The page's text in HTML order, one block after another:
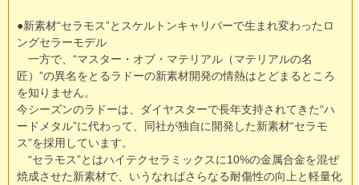
●新素材“セラモス”とスケルトンキャリバーで生まれ変わったロ
ングセラーモデル
一方で、“マスター・オブ・マテリアル（マテリアルの名
匠）”の異名をとるラドーの新素材開発の情熱はとどまるところ
を知りません。
今シーズンのラドーは、ダイヤスターで長年支持されてきた“ハ
ードメタル”に代わって、同社が独自に開発した新素材“セラモ
ス”を採用しています。
“セラモス”とはハイテクセラミックスに10%の金属合金を混ぜ
焼成させた新素材で、いうなればさらなる耐傷性の向上と軽量化